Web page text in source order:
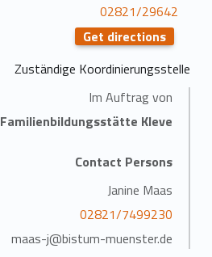
02821/29642
Get directions
Zuständige Koordinierungsstelle
Im Auftrag von
Familienbildungsstätte Kleve
Contact Persons
Janine Maas
02821/7499230
maas-j@bistum-muenster.de